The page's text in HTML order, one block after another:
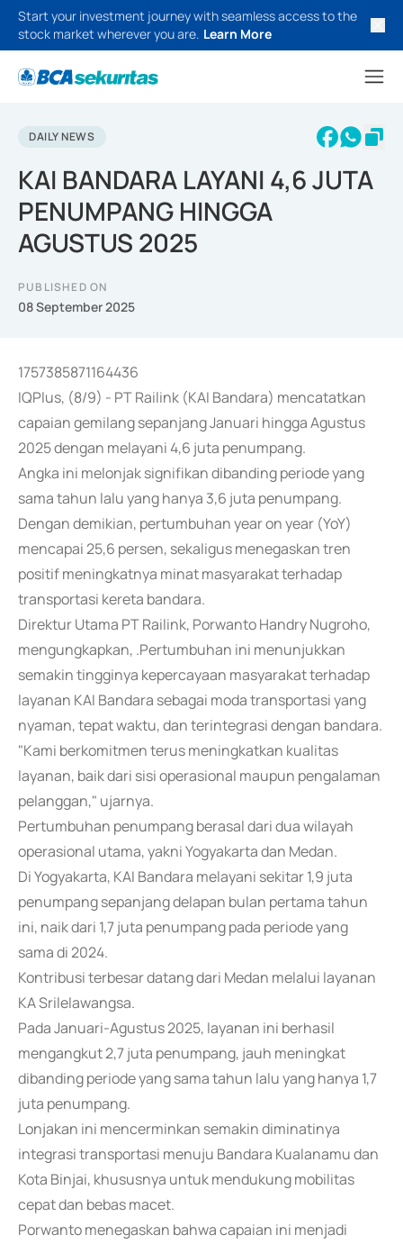
Start your investment journey with seamless access to the
stock market wherever you are. Learn More
DAILY NEWS
KAI BANDARA LAYANI 4,6 JUTA
PENUMPANG HINGGA
AGUSTUS 2025
PUBLISHED ON
08 September 2025
1757385871164436
IQPlus, (8/9) - PT Railink (KAI Bandara) mencatatkan
capaian gemilang sepanjang Januari hingga Agustus
2025 dengan melayani 4,6 juta penumpang.
Angka ini melonjak signifikan dibanding periode yang
sama tahun lalu yang hanya 3,6 juta penumpang.
Dengan demikian, pertumbuhan year on year (YoY)
mencapai 25,6 persen, sekaligus menegaskan tren
positif meningkatnya minat masyarakat terhadap
transportasi kereta bandara.
Direktur Utama PT Railink, Porwanto Handry Nugroho,
mengungkapkan, .Pertumbuhan ini menunjukkan
semakin tingginya kepercayaan masyarakat terhadap
layanan KAI Bandara sebagai moda transportasi yang
nyaman, tepat waktu, dan terintegrasi dengan bandara.
"Kami berkomitmen terus meningkatkan kualitas
layanan, baik dari sisi operasional maupun pengalaman
pelanggan," ujarnya.
Pertumbuhan penumpang berasal dari dua wilayah
operasional utama, yakni Yogyakarta dan Medan.
Di Yogyakarta, KAI Bandara melayani sekitar 1,9 juta
penumpang sepanjang delapan bulan pertama tahun
ini, naik dari 1,7 juta penumpang pada periode yang
sama di 2024.
Kontribusi terbesar datang dari Medan melalui layanan
KA Srilelawangsa.
Pada Januari-Agustus 2025, layanan ini berhasil
mengangkut 2,7 juta penumpang, jauh meningkat
dibanding periode yang sama tahun lalu yang hanya 1,7
juta penumpang.
Lonjakan ini mencerminkan semakin diminatinya
integrasi transportasi menuju Bandara Kualanamu dan
Kota Binjai, khususnya untuk mendukung mobilitas
cepat dan bebas macet.
Porwanto menegaskan bahwa capaian ini menjadi